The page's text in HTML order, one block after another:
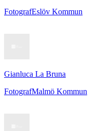
FotografEslöv Kommun
Gianluca La Bruna
FotografMalmö Kommun